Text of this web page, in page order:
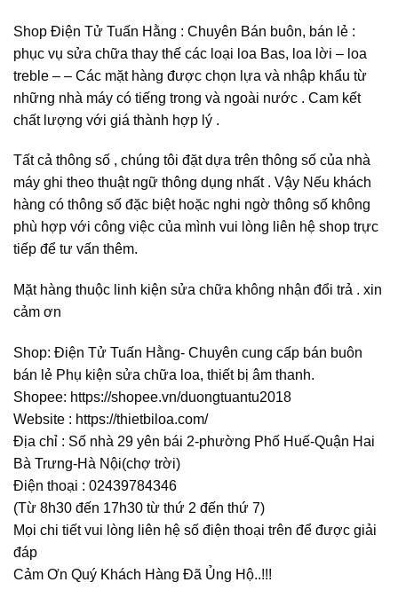
Shop Điện Tử Tuấn Hằng : Chuyên Bán buôn, bán lẻ :
phục vụ sửa chữa thay thế các loại loa Bas, loa lời – loa
treble – – Các mặt hàng được chọn lựa và nhập khẩu từ
những nhà máy có tiếng trong và ngoài nước . Cam kết
chất lượng với giá thành hợp lý .
Tất cả thông số , chúng tôi đặt dựa trên thông số của nhà
máy ghi theo thuật ngữ thông dụng nhất . Vậy Nếu khách
hàng có thông số đặc biệt hoặc nghi ngờ thông số không
phù hợp với công việc của mình vui lòng liên hệ shop trực
tiếp để tư vấn thêm.
Mặt hàng thuộc linh kiện sửa chữa không nhận đổi trả . xin
cảm ơn
Shop: Điện Tử Tuấn Hằng- Chuyên cung cấp bán buôn
bán lẻ Phụ kiện sửa chữa loa, thiết bị âm thanh.
Shopee: https://shopee.vn/duongtuantu2018
Website : https://thietbiloa.com/
Địa chỉ : Số nhà 29 yên bái 2-phường Phố Huế-Quận Hai
Bà Trưng-Hà Nội(chợ trời)
Điện thoại : 02439784346
(Từ 8h30 đến 17h30 từ thứ 2 đến thứ 7)
Mọi chi tiết vui lòng liên hệ số điện thoại trên để được giải
đáp
Cảm Ơn Quý Khách Hàng Đã Ủng Hộ..!!!